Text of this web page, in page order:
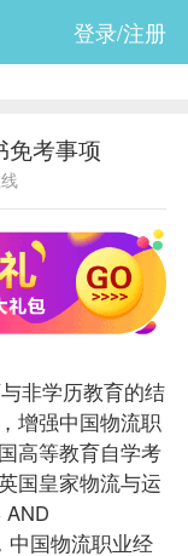
登录/注册
免考事项
非学历教育的结
增强中国物流职
高等教育自学考
国皇家物流与运
AND
中国物流职业经